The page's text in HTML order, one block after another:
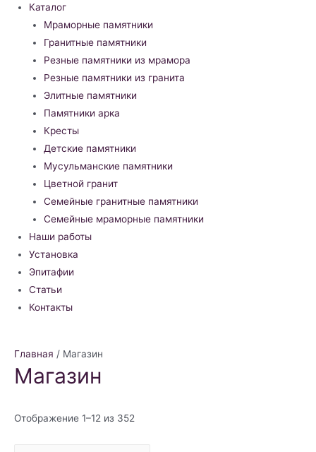
Каталог
Мраморные памятники
Гранитные памятники
Резные памятники из мрамора
Резные памятники из гранита
Элитные памятники
Памятники арка
Кресты
Детские памятники
Мусульманские памятники
Цветной гранит
Семейные гранитные памятники
Семейные мраморные памятники
Наши работы
Установка
Эпитафии
Статьи
Контакты
Главная / Магазин
Магазин
Отображение 1–12 из 352